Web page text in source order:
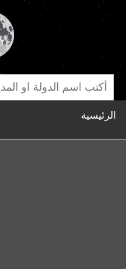
الرئيسية